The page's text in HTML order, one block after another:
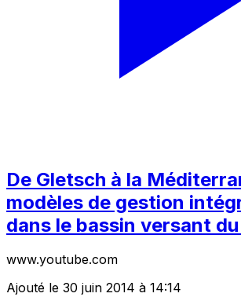
De Gletsch à la
modèles de gestion
dans le bassin versant
www.youtube.com
Ajouté le 30 juin 2014 à 14:14